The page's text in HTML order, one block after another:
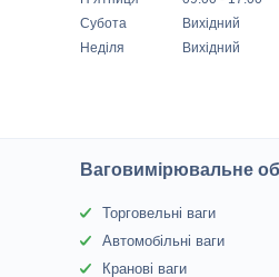
Субота
Вихідний
Неділя
Вихідний
Ваговимірювальне
Торговельні ваги
Автомобільні ваги
Кранові ваги